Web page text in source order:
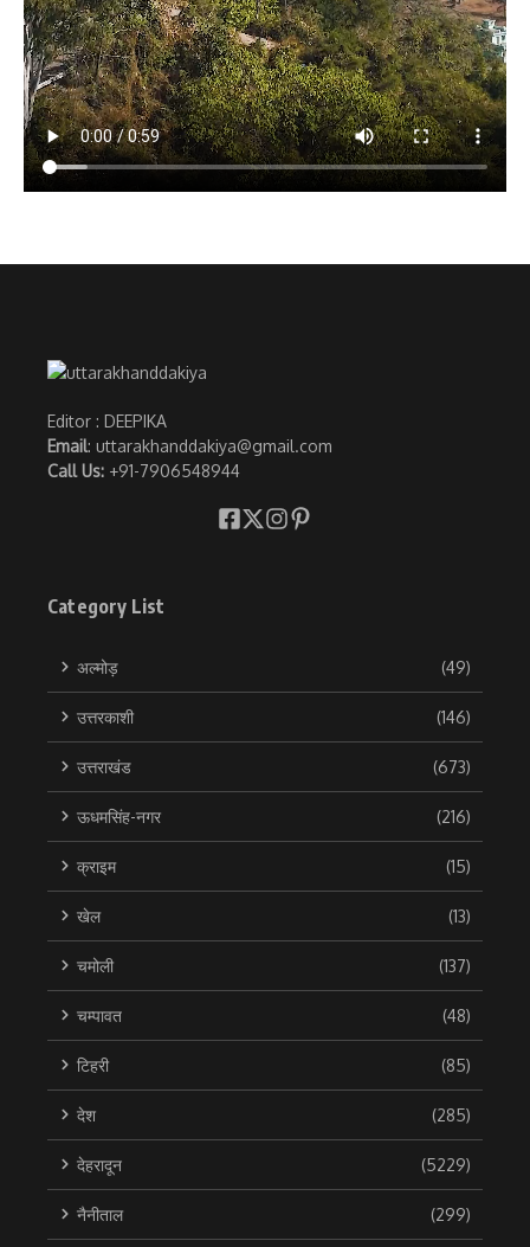
Editor : DEEPIKA
Email: uttarakhanddakiya@gmail.com
Call Us: +91-7906548944
Category List
अल्मोड़ (49)
उत्तरकाशी (146)
उत्तराखंड (673)
ऊधमसिंह-नगर (216)
क्राइम (15)
खेल (13)
चमोली (137)
चम्पावत (48)
टिहरी (85)
देश (285)
देहरादून (5229)
नैनीताल (299)